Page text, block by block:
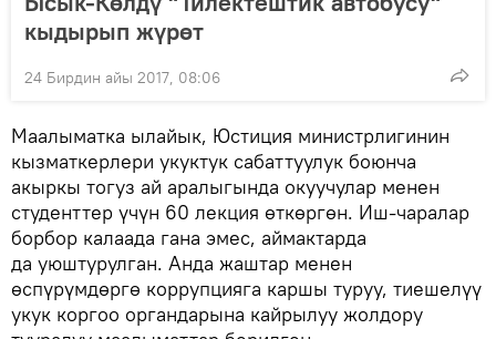
кыдырып жүрөт
24 Бирдин айы 2017, 08:06
Маалыматка ылайык, Юстиция министрлигинин
кызматкерлери укуктук сабаттуулук боюнча
акыркы тогуз ай аралыгында окуучулар менен
студенттер үчүн 60 лекция өткөргөн. Иш-чаралар
борбор калаада гана эмес, аймактарда
да уюштурулган. Анда жаштар менен
өспүрүмдөргө коррупцияга каршы туруу, тиешелүү
укук коргоо органдарына кайрылуу жолдору